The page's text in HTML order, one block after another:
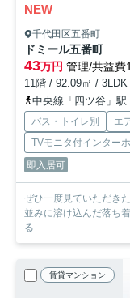
NEW
千代田区五番町
ドミール五番町
43万円 管理/共益費
11階 / 92.09㎡ /
中央線「四ツ谷」駅
バス・トイレ別 エ
TVモニタ付インター
即入居可
ぜひ一度見ていただき
並みに溶け込んだ落ち
る
賃貸マンション